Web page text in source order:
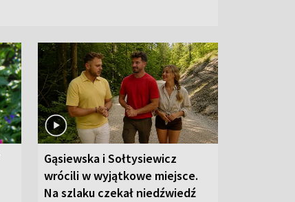
Gąsiewska i Sołtysiewicz
wrócili w wyjątkowe miejsce.
Na szlaku czekał niedźwiedź